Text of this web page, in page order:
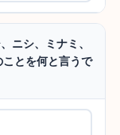
ニシ、ミナミ、
とを何と言うで